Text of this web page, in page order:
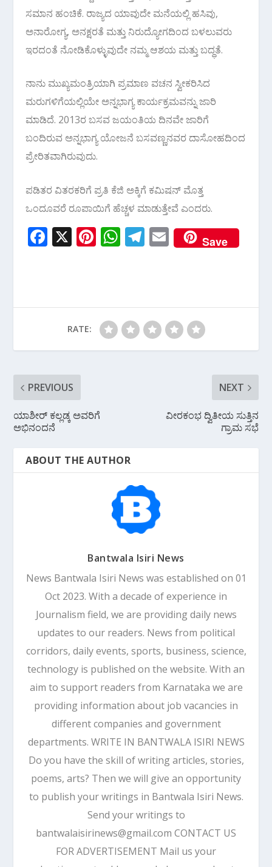
ಸಮಾನ ಹಂಚಿಕೆ. ರಾಜ್ಯದ ಯಾವುದೇ ಮನೆಯಲ್ಲಿ ಹಸಿವು,
ಅನಾರೋಗ್ಯ, ಅನಕ್ಷರತೆ ಮತ್ತು ನಿರುದ್ಯೋಗದಿಂದ ಬಳಲುವರು
ಇರದಂತೆ ನೋಡಿಕೊಳ್ಳುವುದೇ ನಮ್ಮ ಆಶಯ ಮತ್ತು ಬದ್ಧತೆ.
ನಾನು ಮುಖ್ಯಮಂತ್ರಿಯಾಗಿ ಪ್ರಮಾಣ ವಚನ ಸ್ವೀಕರಿಸಿದ
ಮರುಗಳಿಗೆಯಲ್ಲಿಯೇ ಅನ್ನಭಾಗ್ಯ ಕಾರ್ಯಕ್ರಮವನ್ನು ಜಾರಿ
ಮಾಡಿದೆ. 2013ರ ಬಸವ ಜಯಂತಿಯ ದಿನವೇ ಜಾರಿಗೆ
ಬಂದಿರುವ ಅನ್ನಭಾಗ್ಯ ಯೋಜನೆ ಬಸವಣ್ಣನವರ ದಾಸೋಹದಿಂದ
ಪ್ರೇರಿತವಾಗಿರುವುದು.
ಪಡಿತರ ವಿತರಕರಿಗೆ ಪ್ರತಿ ಕೆಜಿ ಅಕ್ಕಿಗೆ ಕಮಿಷನ್ ಮೊತ್ತ
ಒಂದೂವರೆ ರೂಪಾಯಿಗೆ ಹೆಚ್ಚಳ ಮಾಡುತ್ತೇವೆ ಎಂದರು.
F
o
k
X Pi
st
W
A
p
p
T
a
m
E
m
Save
RATE:
PREVIOUS
ಯಾಶೀರ್ ಕಲ್ಲಡ್ಕ ಅವರಿಗೆ
ಅಭಿನಂದನೆ
NEXT
ವೀರಕಂಭ ದ್ವಿತೀಯ ಸುತ್ತಿನ
ಗ್ರಾಮ ಸಭೆ
ABOUT THE AUTHOR
Bantwala Isiri News
News Bantwala Isiri News was established on 01
Oct 2023. With a decade of experience in
Journalism field, we are providing daily news
updates to our readers. News from political
corridors, daily events, sports, business, science,
technology is published on the website. With an
aim to support readers from Karnataka we are
providing information about job vacancies in
different companies and government
departments. WRITE IN BANTWALA ISIRI NEWS
Do you have the skill of writing articles, stories,
poems, arts? Then we will give an opportunity
to publish your writings in Bantwala Isiri News.
Send your writings to
bantwalaisirinews@gmail.com CONTACT US
FOR ADVERTISEMENT Mail us your